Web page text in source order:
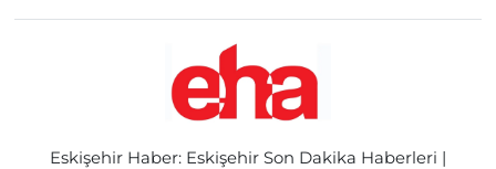
Eskişehir Haber: Eskişehir Son Dakika Haberleri |